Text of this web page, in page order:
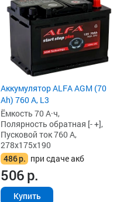
Аккумулятор ALFA AGM (70
Ah) 760 А, L3
Ёмкость 70 А·ч,
Полярность обратная [- +],
Пусковой ток 760 А,
278x175x190
486р. при сдаче акб
506р.
Купить